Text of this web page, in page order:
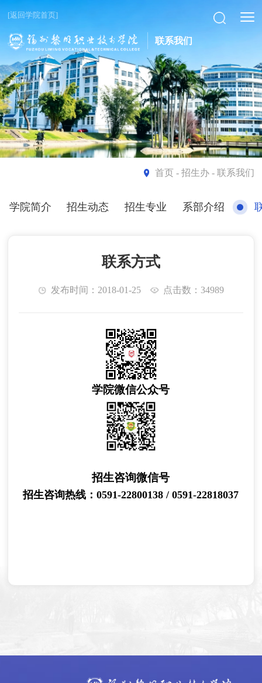
[返回学院首页]
联系我们
首页- 招生办 - 联系我们
学院简介 招生动态 招生专业 系部介绍
联系方式
发布时间：2018-01-25 点击数：34989
学院微信公众号
招生咨询微信号
招生咨询热线：0591-22800138 /0591-22818037